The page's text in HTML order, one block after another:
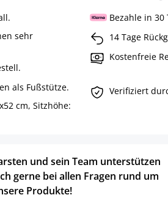
sehr
als Fußstütze.
cm, Sitzhöhe:
Bezahle in 30
14 Tage
Kostenfreie
Verifiziert
und sein Team unterstützen
gerne bei allen Fragen rund um
Produkte!